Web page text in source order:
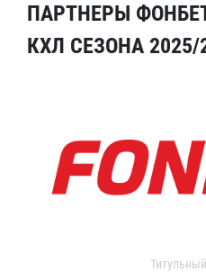
ПАРТНЕРЫ
КХЛ СЕЗОНА 2025/